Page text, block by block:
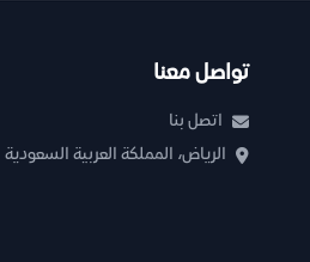
تواصل معنا
اتصل بنا
الرياض، المملكة العربية السعودية